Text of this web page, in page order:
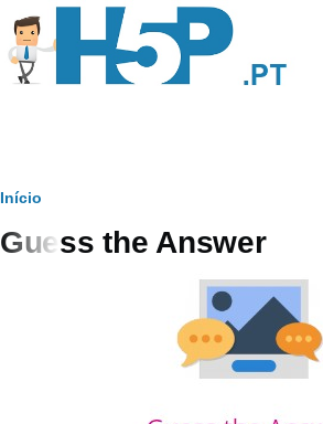
Passar para o conteúdo principal
Navegação
estrutural
Início
Guess the Answer